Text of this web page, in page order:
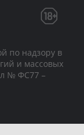
по надзору в
и массовых
№ ФС77 –